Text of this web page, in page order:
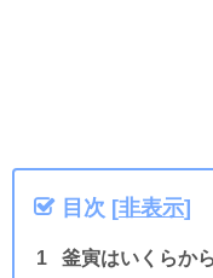
目次 [非表示]
釜寅はいくらか